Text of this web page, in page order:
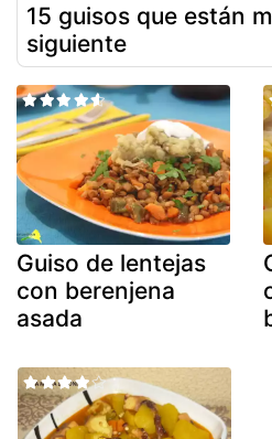
15 guisos que están
siguiente
Guiso de lentejas
con berenjena
asada